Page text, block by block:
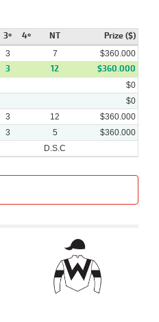
3º 4º NT Prize ($)
3 7 $360.000
3 12 $360.000
$0
$0
3 12
$360.000
3 5
$360.000
D.S.C
6,8 Cond.